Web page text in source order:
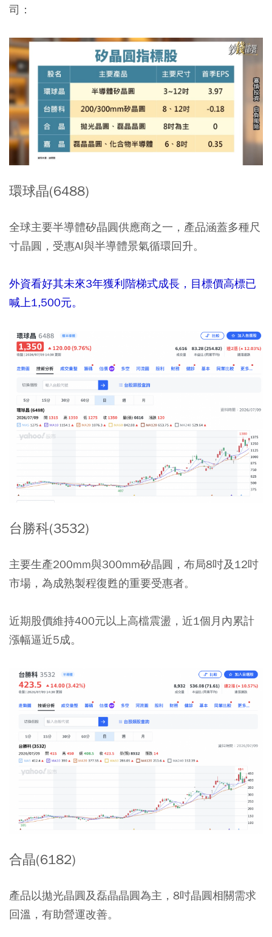
司：
環球晶(6488)
全球主要半導體矽晶圓供應商之一，產品涵蓋多種尺
寸晶圓，受惠AI與半導體景氣循環回升。
外資看好其未來3年獲利階梯式成長，目標價高標已
喊上1,500元。
台勝科(3532)
主要生產200mm與300mm矽晶圓，布局8吋及12吋
市場，為成熟製程復甦的重要受惠者。
近期股價維持400元以上高檔震盪，近1個月內累計
漲幅逼近5成。
合晶(6182)
產品以拋光晶圓及磊晶晶圓為主，8吋晶圓相關需求
回溫，有助營運改善。